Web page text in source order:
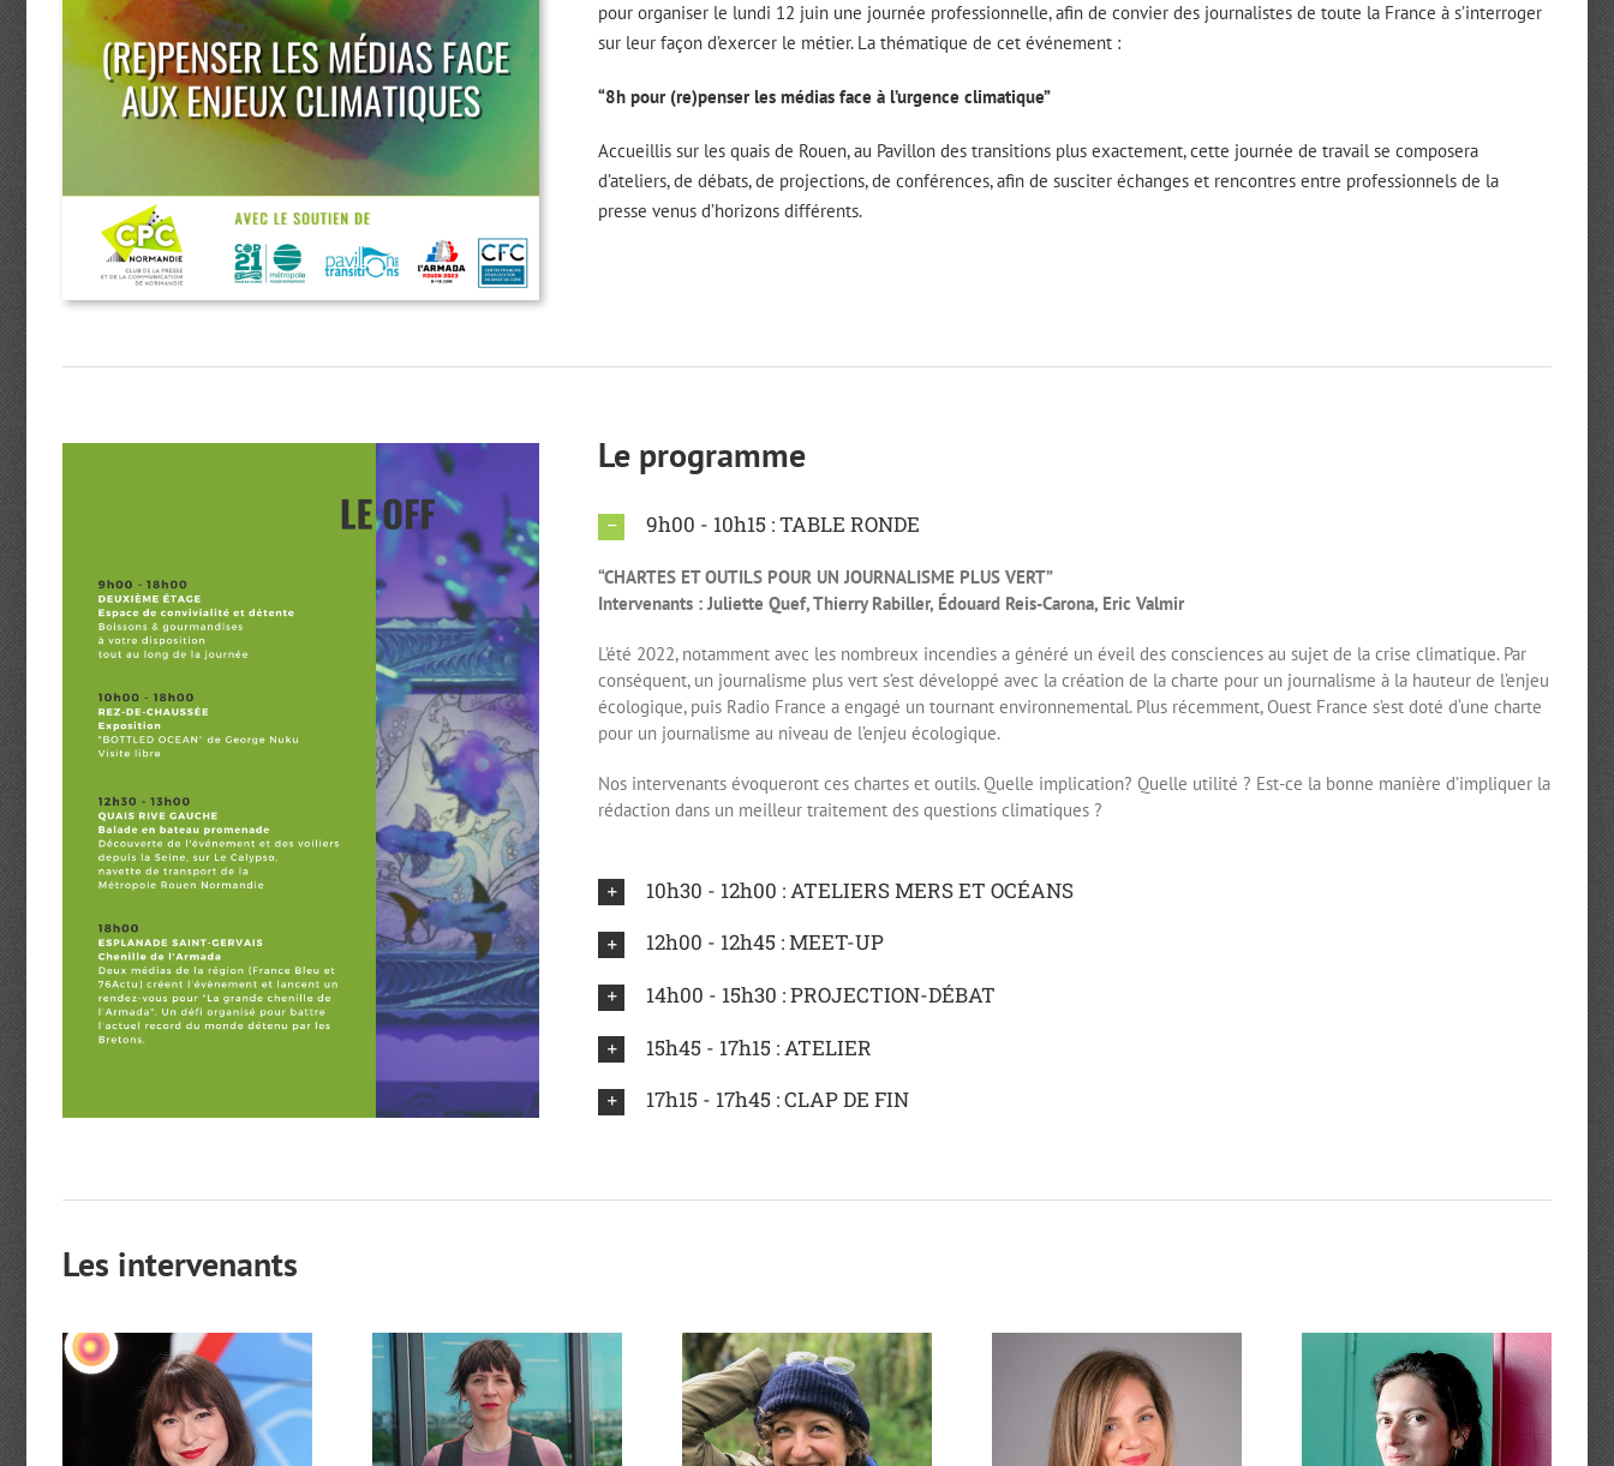
pour organiser le lundi 12 juin une journée professionnelle, afin de convier des journalistes de toute la France à s’interroger
sur leur façon d’exercer le métier. La thématique de cet événement :
“8h pour (re)penser les médias face à l’urgence climatique”
Accueillis sur les quais de Rouen, au Pavillon des transitions plus exactement, cette journée de travail se composera
d’ateliers, de débats, de projections, de conférences, afin de susciter échanges et rencontres entre professionnels de la
presse venus d’horizons différents.
Le programme
9h00 - 10h15 : TABLE RONDE
“CHARTES ET OUTILS POUR UN JOURNALISME PLUS VERT”
Intervenants : Juliette Quef, Thierry Rabiller, Édouard Reis-Carona, Eric Valmir
L’été 2022, notamment avec les nombreux incendies a généré un éveil des consciences au sujet de la crise climatique. Par
conséquent, un journalisme plus vert s’est développé avec la création de la charte pour un journalisme à la hauteur de l’enjeu
écologique, puis Radio France a engagé un tournant environnemental. Plus récemment, Ouest France s’est doté d‘une charte
pour un journalisme au niveau de l’enjeu écologique.
Nos intervenants évoqueront ces chartes et outils. Quelle implication? Quelle utilité ? Est-ce la bonne manière d’impliquer la
rédaction dans un meilleur traitement des questions climatiques ?
10h30 - 12h00 : ATELIERS MERS ET OCÉANS
12h00 - 12h45 : MEET-UP
14h00 - 15h30 : PROJECTION-DÉBAT
15h45 - 17h15 : ATELIER
17h15 - 17h45 : CLAP DE FIN
Les intervenants